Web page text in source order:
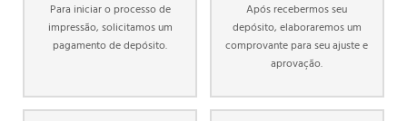
Para iniciar o processo de
impressão, solicitamos um
pagamento de depósito.
Após recebermos seu
depósito, elaboraremos um
comprovante para seu ajuste e
aprovação.